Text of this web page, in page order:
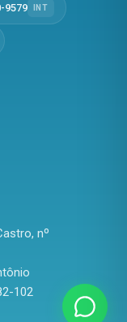
9579 INT
nº
102